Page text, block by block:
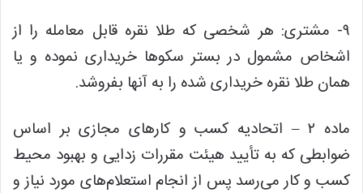
۹- مشتری: هر شخصی که طلا نقره قابل معامله را از
اشخاص مشمول در بستر سکوها خریداری نموده و یا
همان طلا نقره خریداری شده را به آنها بفروشد.
ماده ۲ – اتحادیه کسب و کارهای مجازی بر اساس
ضوابطی که به تأیید هیئت مقررات زدایی و بهبود محیط
کسب و کار می‌رسد پس از انجام استعلام‌های مورد نیاز و